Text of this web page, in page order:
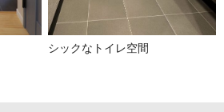
シックなトイレ空間